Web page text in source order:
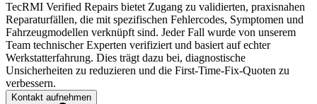
TecRMI Verified Repairs bietet Zugang zu validierten, praxisnahen
Reparaturfällen, die mit spezifischen Fehlercodes, Symptomen und
Fahrzeugmodellen verknüpft sind. Jeder Fall wurde von unserem
Team technischer Experten verifiziert und basiert auf echter
Werkstatterfahrung. Dies trägt dazu bei, diagnostische
Unsicherheiten zu reduzieren und die First-Time-Fix-Quoten zu
verbessern.
Kontakt aufnehmen